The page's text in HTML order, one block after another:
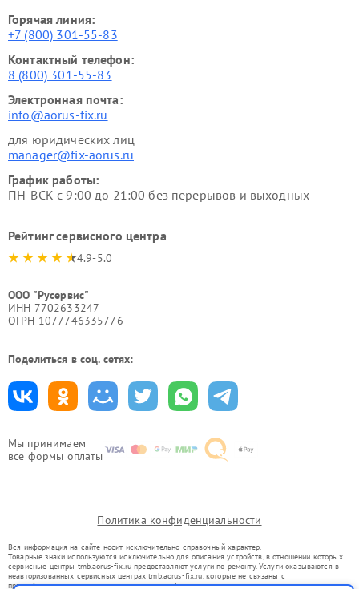
Мы принимаем
все формы оплаты
Горячая линия:
+7 (800) 301-55-83
Контактный телефон:
8 (800) 301-55-83
Электронная почта:
info@aorus-fix.ru
для юридических лиц
manager@fix-aorus.ru
График работы:
ПН-ВСК с 9:00 до 21:00 без перерывов и выходных
Рейтинг сервисного центра
4.9-5.0
ООО "Русервис"
ИНН 7702633247
ОГРН 1077746335776
Поделиться в соц. сетях:
Политика конфиденциальности
Вся информация на сайте носит исключительно справочный характер.
Товарные знаки используются исключительно для описания устройств, в отношении которых
сервисные центры tmb.aorus-fix.ru предоставляют услуги по ремонту. Услуги оказываются в
неавторизованных сервисных центрах tmb.aorus-fix.ru, которые не связаны с
правообладателями товарных знаков или их официальными представителями.